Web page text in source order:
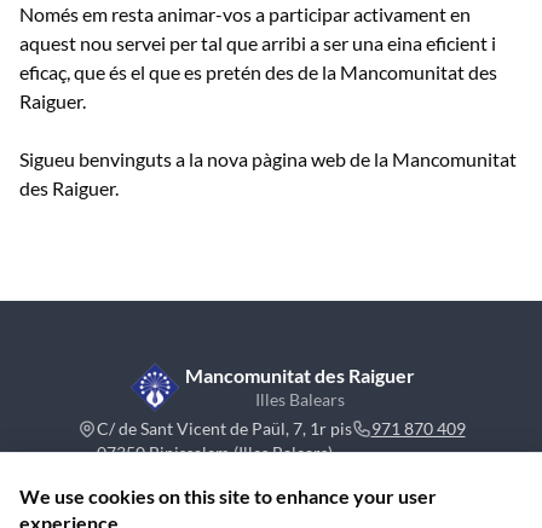
Només em resta animar-vos a participar activament en
aquest nou servei per tal que arribi a ser una eina eficient i
eficaç, que és el que es pretén des de la Mancomunitat des
Raiguer.
Sigueu benvinguts a la nova pàgina web de la Mancomunitat
des Raiguer.
Mancomunitat des Raiguer
Illes Balears
C/ de Sant Vicent de Paül, 7, 1r pis
07350 Binissalem (Illes Balears)
971 870 409
We use cookies on this site to enhance your user
experience